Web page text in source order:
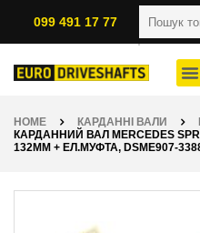
099 491 17 77
HOME КАРДАННІ ВАЛИ
КАРДАННИЙ ВАЛ MERCEDES
132ММ + ЕЛ.МУФТА, DSME907-